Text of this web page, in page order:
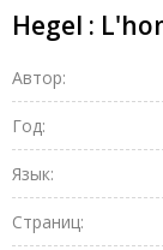
Hegel :
Автор:
Год:
Язык:
Страниц: